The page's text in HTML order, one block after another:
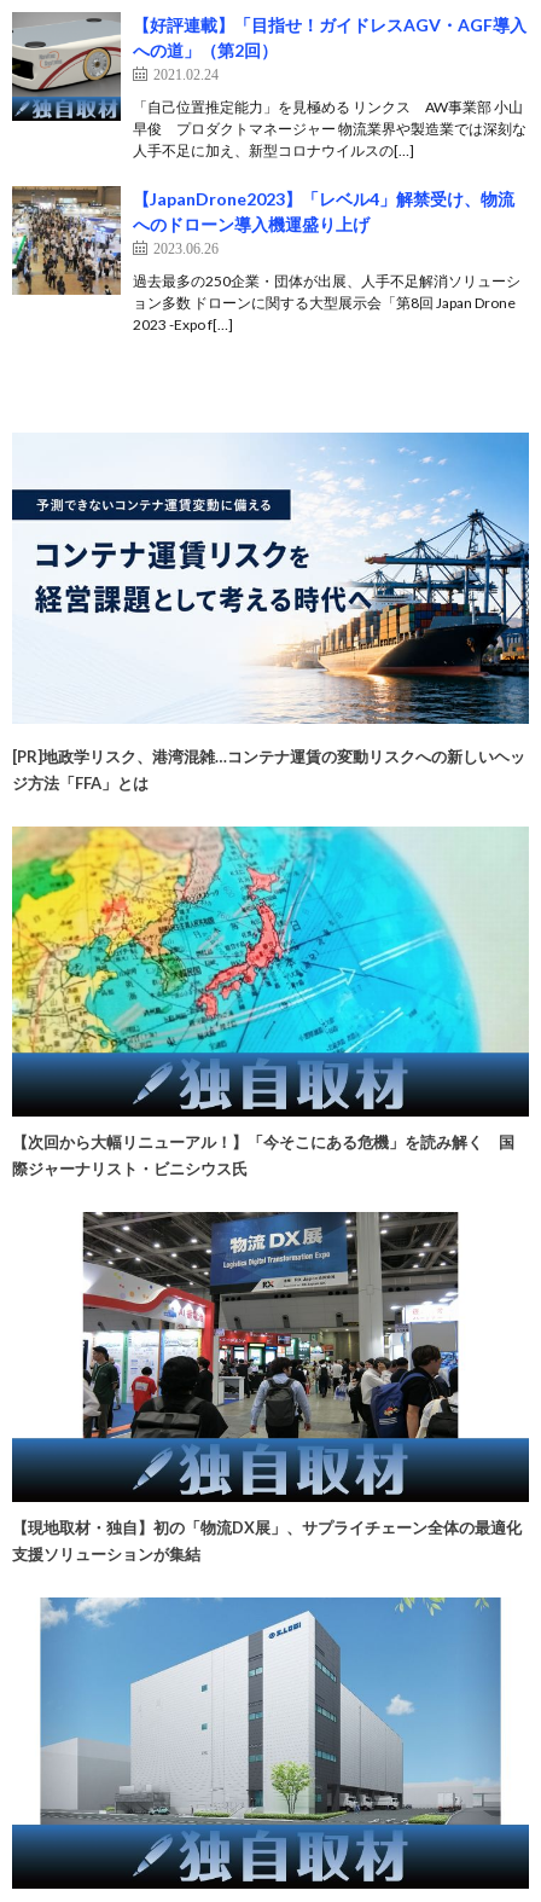
【好評連載】「目指せ！ガイドレスAGV・AGF導入
への道」（第2回）
2021.02.24
「自己位置推定能力」を見極める リンクス AW事業部 小山
早俊 プロダクトマネージャー 物流業界や製造業では深刻な
人手不足に加え、新型コロナウイルスの[…]
【JapanDrone2023】「レベル4」解禁受け、物流
へのドローン導入機運盛り上げ
2023.06.26
過去最多の250企業・団体が出展、人手不足解消ソリューシ
ョン多数 ドローンに関する大型展示会「第8回 Japan Drone
2023 -Expo f[…]
[PR]地政学リスク、港湾混雑…コンテナ運賃の変動リスクへの新しいヘッ
ジ方法「FFA」とは
【次回から大幅リニューアル！】「今そこにある危機」を読み解く 国
際ジャーナリスト・ビニシウス氏
【現地取材・独自】初の「物流DX展」、サプライチェーン全体の最適化
支援ソリューションが集結